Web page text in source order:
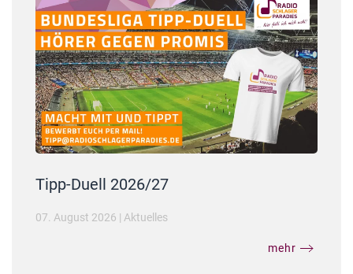
Tipp-Duell 2026/27
07. August 2026 | Aktuelles
mehr